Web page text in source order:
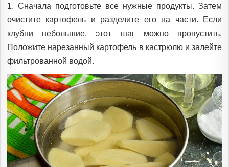
1. Сначала подготовьте все нужные продукты. Затем
очистите картофель и разделите его на части. Если
клубни небольшие, этот шаг можно пропустить.
Положите нарезанный картофель в кастрюлю и залейте
фильтрованной водой.